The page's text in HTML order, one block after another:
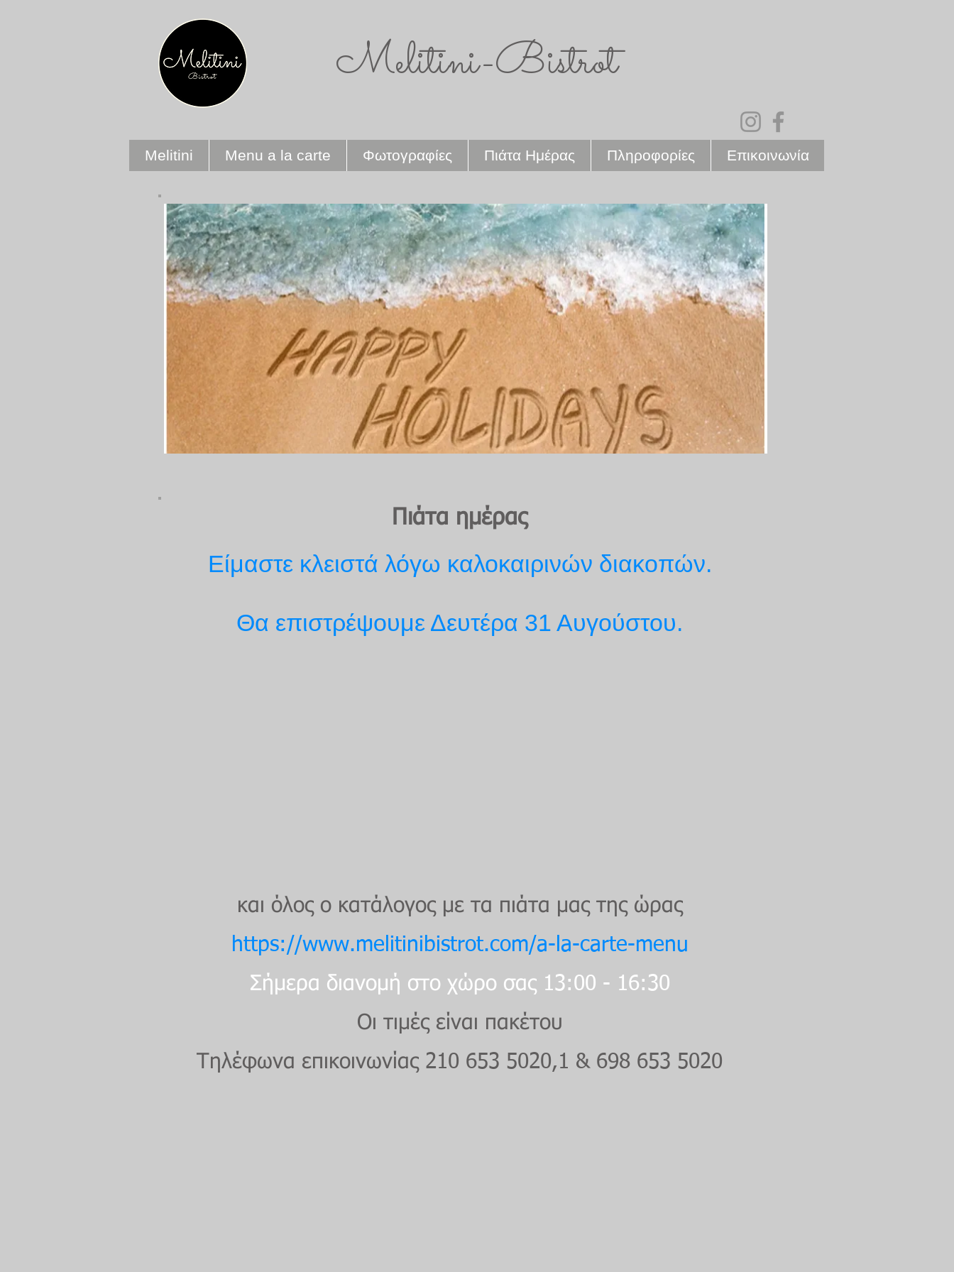
Melitini-Bistrot
Melitini Menu a la carte Φωτογραφίες Πιάτα Ημέρας Πληροφορίες Επικοινωνία
Πιάτα ημέρας
Είμαστε κλειστά λόγω καλοκαιρινών διακοπών.
Θα επιστρέψουμε Δευτέρα 31 Αυγούστου.
και όλος ο κατάλογος με τα πιάτα μας της ώρας
https://www.melitinibistrot.com/a-la-carte-menu
Σήμερα διανομή στο χώρο σας 13:00 - 16:30
Οι τιμές είναι πακέτου
Τηλέφωνα επικοινωνίας 210 653 5020,1 & 698 653 5020